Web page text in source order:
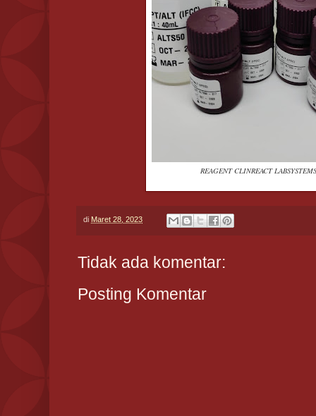
REAGENT CLINREACT
di Maret 28, 2023
Tidak ada komentar:
Posting Komentar